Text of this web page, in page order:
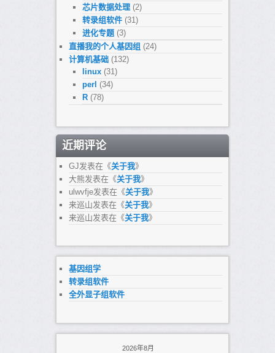
芯片数据处理 (2)
转录组软件 (31)
进化专题 (3)
直播我的个人基因组 (24)
计算机基础(132)
linux (31)
perl (34)
R (78)
近期评论
GJ发表在《关于我》
大熊发表在《关于我》
ulwvfje发表在《关于我》
来巡山发表在《关于我》
来巡山发表在《关于我》
基因组学
转录组软件
全外显子组软件
2026年8月